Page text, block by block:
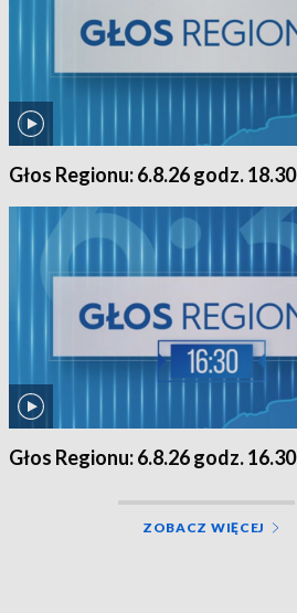
Głos Regionu: 6.8.26 godz. 18.30
Głos Regionu: 6.8.26 godz. 16.30
ZOBACZ WIĘCEJ